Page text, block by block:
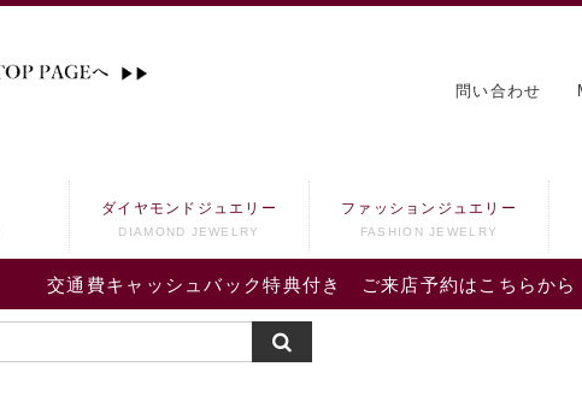
問い合わせ
交通費キャッシュバック特典付き ご来店予約はこちらから
ダイヤモンドジュエリー
DIAMOND JEWELRY
ファッションジュエリー
FASHION JEWELRY